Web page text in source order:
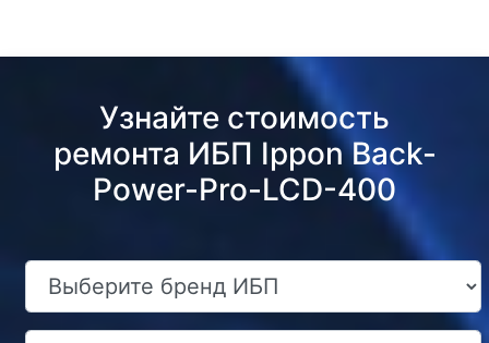
Узнайте стоимость
ремонта ИБП Ippon Back-
Power-Pro-LCD-400